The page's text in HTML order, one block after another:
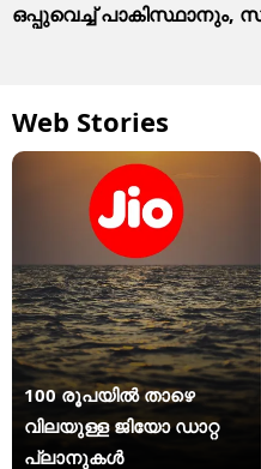
ഒപ്പുവെച്ച് പാകിസ്ഥാനും,
Web Stories
100 രൂപയിൽ താഴെ
വിലയുള്ള ജിയോ ഡാറ്റ
പ്ലാനുകൾ